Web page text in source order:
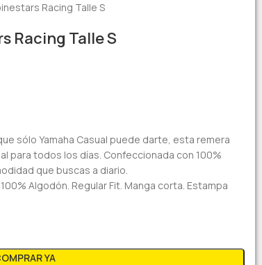
Racing Talle S
Racing Talle S
sólo Yamaha Casual puede darte, esta remera
para todos los días. Confeccionada con 100%
que buscas a diario.
Algodón. Regular Fit. Manga corta. Estampa
YA